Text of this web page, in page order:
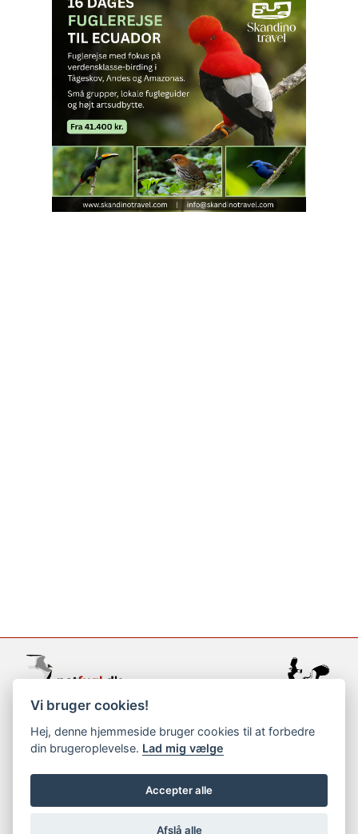
support@netfugl.dk
copyright © 2002-2023
Vi bruger cookies!
Hej, denne hjemmeside bruger cookies til at forbedre
din brugeroplevelse. Lad mig vælge
Accepter alle
Afslå alle